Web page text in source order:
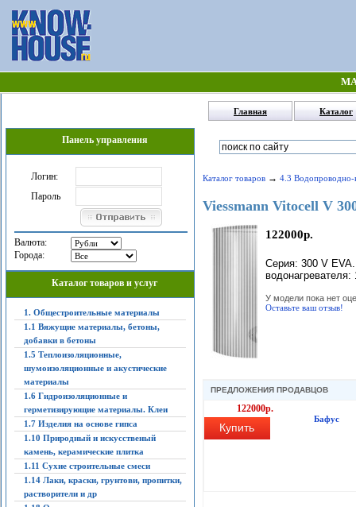
Главная Каталог
Панель управления
Логин:
Пароль
Валюта:
Города:
Каталог товаров и услуг
1. Общестроительные материалы
1.1 Вяжущие материалы, бетоны,
добавки в бетоны
1.5 Теплоизоляционные,
шумоизоляционные и акустические
материалы
1.6 Гидроизоляционные и
герметизирующие материалы. Клеи
1.7 Изделия на основе гипса
1.10 Природный и искусственый
камень, керамические плитка
1.11 Сухие строительные смеси
1.14 Лаки, краски, грунтови, пропитки,
растворители и др
Каталог товаров→ 4.3 Водопроводно-
Viessmann Vitocell V
122000р.
Серия: 300 V
У модели пока нет
Оставьте ваш отзыв!
ПРЕДЛОЖЕНИЯ ПРОДАВЦОВ
122000р.
Купить
Бафус